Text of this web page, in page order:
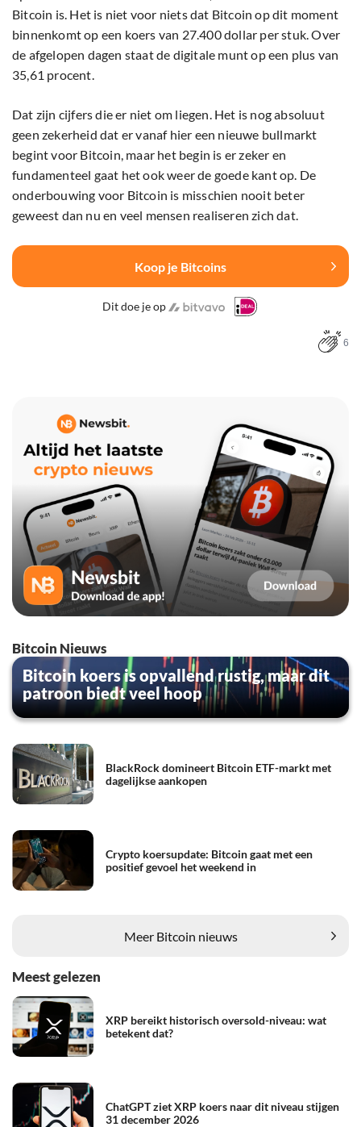
Bitcoin is. Het is niet voor niets dat Bitcoin op dit moment
binnenkomt op een koers van 27.400 dollar per stuk. Over
de afgelopen dagen staat de digitale munt op een plus van
35,61 procent.
Dat zijn cijfers die er niet om liegen. Het is nog absoluut
geen zekerheid dat er vanaf hier een nieuwe bullmarkt
begint voor Bitcoin, maar het begin is er zeker en
fundamenteel gaat het ook weer de goede kant op. De
onderbouwing voor Bitcoin is misschien nooit beter
geweest dan nu en veel mensen realiseren zich dat.
Koop je Bitcoins
Dit doe je op
6
Bitcoin Nieuws
Bitcoin koers is opvallend rustig, maar dit
patroon biedt veel hoop
BlackRock domineert Bitcoin ETF-markt met
dagelijkse aankopen
Crypto koersupdate: Bitcoin gaat met een
positief gevoel het weekend in
Meer Bitcoin nieuws
Meest gelezen
XRP bereikt historisch oversold-niveau: wat
betekent dat?
ChatGPT ziet XRP koers naar dit niveau stijgen
31 december 2026